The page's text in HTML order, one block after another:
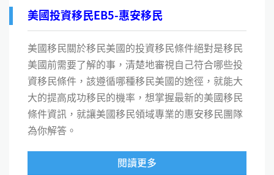
美國投資移民EB5-惠安移民
美國移民關於移民美國的投資移民條件絕對是移民
美國前需要了解的事，清楚地審視自己符合哪些投
資移民條件，該遵循哪種移民美國的途徑，就能大
大的提高成功移民的機率，想掌握最新的美國移民
條件資訊，就讓美國移民領域專業的惠安移民團隊
為你解答。
閱讀更多